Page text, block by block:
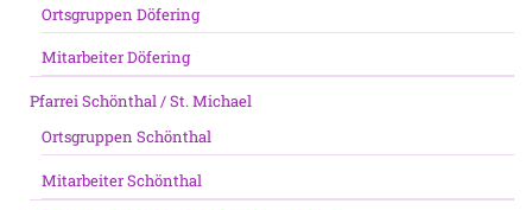
Ortsgruppen Döfering
Mitarbeiter Döfering
Pfarrei Schönthal / St. Michael
Ortsgruppen Schönthal
Mitarbeiter Schönthal